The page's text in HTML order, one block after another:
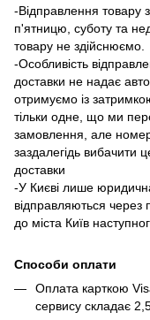
-Відправлення товару
п'ятницю, суботу та
товару не здійснюємо.
-Особливість
доставки не надає
отримуємо із
тільки одне, що ми
замовлення, але
заздалегідь вибачити
доставки
-У Києві лише
відправляються через
до міста Київ
Способи оплати
Оплата карткою
сервису складає